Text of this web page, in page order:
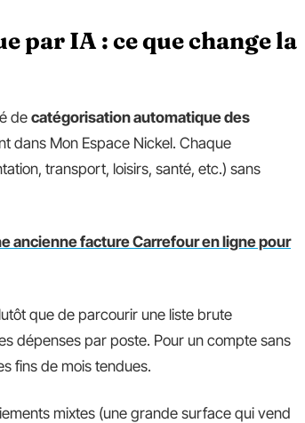
par IA : ce que change la
de catégorisation automatique des
dans Mon Espace Nickel. Chaque
transport, loisirs, santé, etc.) sans
ancienne facture Carrefour en ligne pour
que de parcourir une liste brute
dépenses par poste. Pour un compte sans
fins de mois tendues.
mixtes (une grande surface qui vend